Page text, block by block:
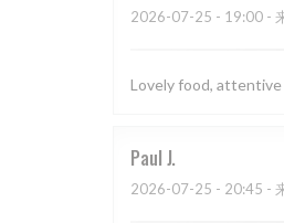
2026-07-25 - 19:00 -
Lovely food,
Paul J
2026-07-25 - 20:45 -